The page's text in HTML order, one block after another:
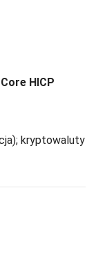
HICP
kryptowaluty